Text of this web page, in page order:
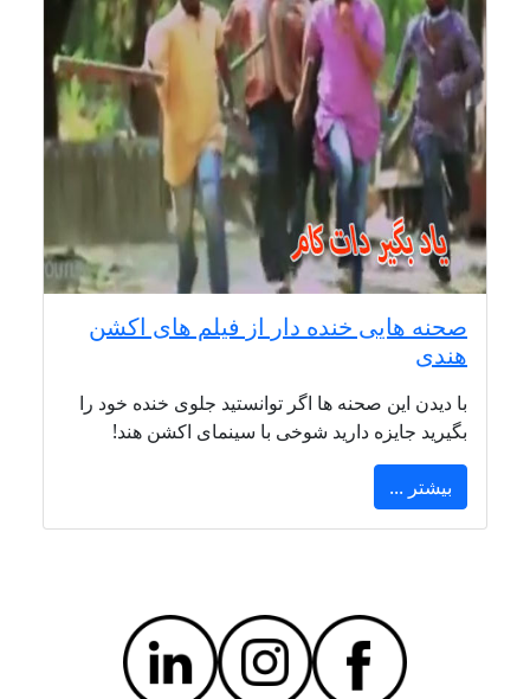
صحنه هایی خنده دار از فیلم های اکشن
هندی
با دیدن این صحنه ها اگر توانستید جلوی خنده خود را
بگیرید جایزه دارید شوخی با سینمای اکشن هند!
بیشتر ...